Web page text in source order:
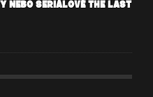
NEBO SERIÁLOVÉ THE LAST